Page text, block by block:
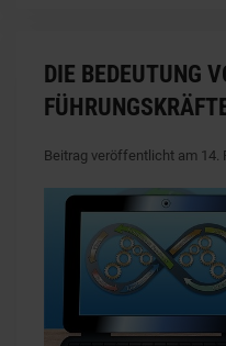
DIE BEDEUTUNG
Beitrag veröffentlicht am 14.